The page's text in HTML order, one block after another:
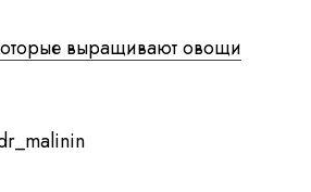
выращивают овощи